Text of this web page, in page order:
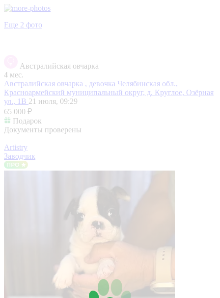
Еще 2 фото
Австралийская овчарка
4 мес.
Австралийская овчарка , девочка Челябинская обл.,
Красноармейский муниципальный округ, д. Круглое, Озёрная
ул., 1В 21 июля, 09:29
65 000 ₽
Подарок
Документы проверены
Artistry
Заводчик